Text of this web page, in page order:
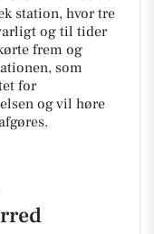
station, hvor tre
og til tider
frem og
som
for
og vil høre